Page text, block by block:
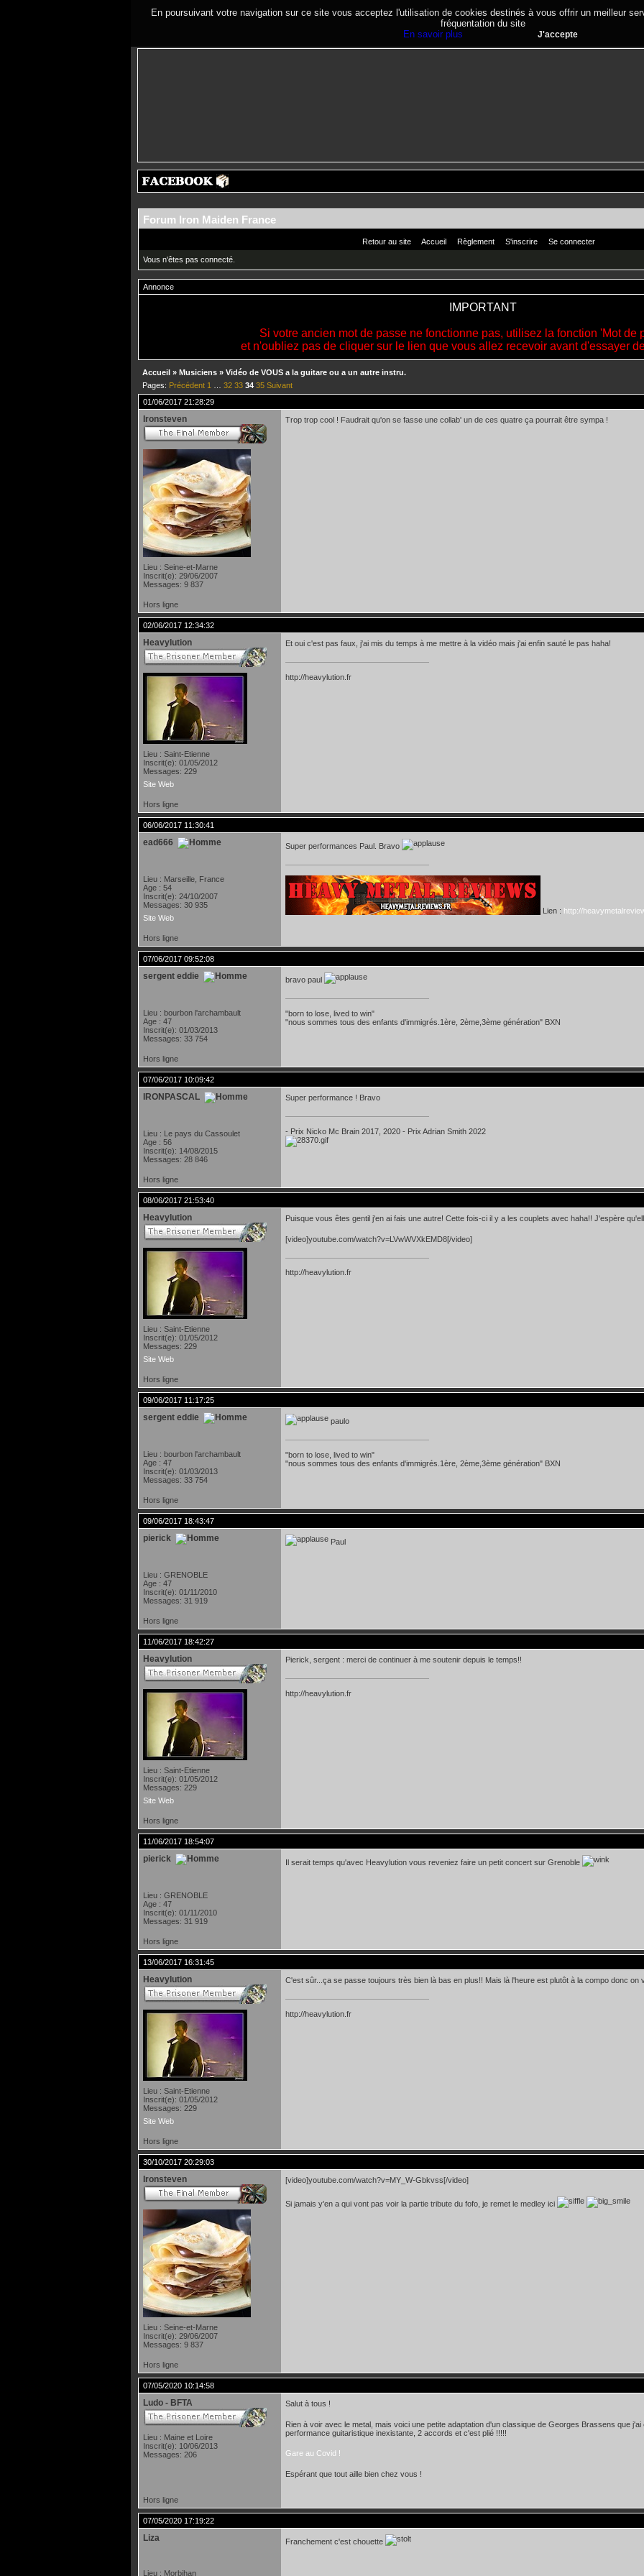
En poursuivant votre navigation sur ce site vous acceptez l'utilisation de cookies destinés à vous offrir un meilleur
fréquentation du site
En savoir plus
J'accepte
Forum Iron Maiden France
Retour au site Accueil Règlement S'inscrire Se connecter
Vous n'êtes pas connecté.
Annonce
IMPORTANT
Si votre ancien mot de passe ne fonctionne pas, utilisez la fonction 'Mot de
et n'oubliez pas de cliquer sur le lien que vous allez recevoir avant d'essayer
Accueil » Musiciens » Vidéo de VOUS a la guitare ou a un autre instru.
Pages: Précédent 1 32 33 34 35 Suivant
01/06/2017 21:28:29
Ironsteven
Lieu : Seine-et-Marne
Inscrit(e): 29/06/2007
Messages: 9 837
Trop trop cool ! Faudrait qu'on se fasse une collab' un de ces quatre ça pourrait être sympa !
Hors ligne
02/06/2017 12:34:32
Heavylution
Lieu : Saint-Etienne
Inscrit(e): 01/05/2012
Messages: 229
Site Web
Et oui c'est pas faux, j'ai mis du temps à me mettre à la vidéo mais j'ai enfin sauté le pas haha!
http://heavylution.fr
Hors ligne
06/06/2017 11:30:41
ead666
Lieu : Marseille, France
Age : 54
Inscrit(e): 24/10/2007
Messages: 30 935
Site Web
Super performances Paul. Bravo
Lien : http://
Hors ligne
07/06/2017 09:52:08
sergent eddie
Lieu : bourbon l'archambault
Age : 47
Inscrit(e): 01/03/2013
Messages: 33 754
bravo paul
"born to lose, lived to win"
"nous sommes tous des enfants d'immigrés.1ère, 2ème,3ème génération" BXN
Hors ligne
07/06/2017 10:09:42
IRONPASCAL
Lieu : Le pays du Cassoulet
Age : 56
Inscrit(e): 14/08/2015
Messages: 28 846
Super performance ! Bravo
- Prix Nicko Mc Brain 2017, 2020 - Prix Adrian Smith 2022
Hors ligne
08/06/2017 21:53:40
Heavylution
Lieu : Saint-Etienne
Inscrit(e): 01/05/2012
Messages: 229
Site Web
Puisque vous êtes gentil j'en ai fais une autre! Cette fois-ci il y a les couplets avec haha!! J'espère
[video]youtube.com/watch?v=LVwWVXkEMD8[/video]
http://heavylution.fr
Hors ligne
09/06/2017 11:17:25
sergent eddie
Lieu : bourbon l'archambault
Age : 47
Inscrit(e): 01/03/2013
Messages: 33 754
paulo
"born to lose, lived to win"
"nous sommes tous des enfants d'immigrés.1ère, 2ème,3ème génération" BXN
Hors ligne
09/06/2017 18:43:47
pierick
Lieu : GRENOBLE
Age : 47
Inscrit(e): 01/11/2010
Messages: 31 919
Paul
Hors ligne
11/06/2017 18:42:27
Heavylution
Lieu : Saint-Etienne
Inscrit(e): 01/05/2012
Messages: 229
Site Web
Pierick, sergent : merci de continuer à me soutenir depuis le temps!!
http://heavylution.fr
Hors ligne
11/06/2017 18:54:07
pierick
Lieu : GRENOBLE
Age : 47
Inscrit(e): 01/11/2010
Messages: 31 919
Il serait temps qu'avec Heavylution vous reveniez faire un petit concert sur Grenoble
Hors ligne
13/06/2017 16:31:45
Heavylution
Lieu : Saint-Etienne
Inscrit(e): 01/05/2012
Messages: 229
Site Web
C'est sûr...ça se passe toujours très bien là bas en plus!! Mais là l'heure est plutôt à la compo donc on
http://heavylution.fr
Hors ligne
30/10/2017 20:29:03
Ironsteven
Lieu : Seine-et-Marne
Inscrit(e): 29/06/2007
Messages: 9 837
[video]youtube.com/watch?v=MY_W-Gbkvss[/video]
Si jamais y'en a qui vont pas voir la partie tribute du fofo, je remet le medley ici
Hors ligne
07/05/2020 10:14:58
Ludo - BFTA
Lieu : Maine et Loire
Inscrit(e): 10/06/2013
Messages: 206
Salut à tous !
Rien à voir avec le metal, mais voici une petite adaptation d'un classique de Georges Brassens que
performance guitaristique inexistante, 2 accords et c'est plié !!!!!
Gare au Covid !
Espérant que tout aille bien chez vous !
Hors ligne
07/05/2020 17:19:22
Liza
Lieu : Morbihan
Franchement c'est chouette